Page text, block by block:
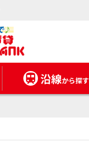
沿線から探す